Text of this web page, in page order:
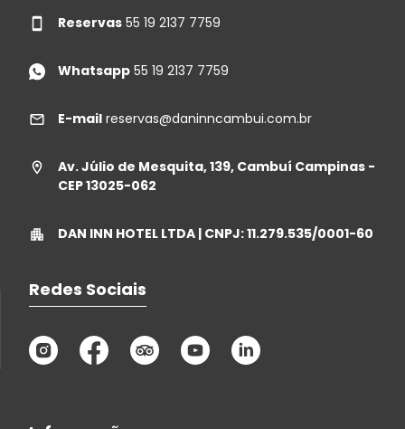
Reservas 55 19 2137 7759
Whatsapp 55 19 2137 7759
E-mail reservas@daninncambui.com.br
Av. Júlio de Mesquita, 139, Cambuí Campinas -
CEP 13025-062
DAN INN HOTEL LTDA | CNPJ: 11.279.535/0001-60
Redes Sociais